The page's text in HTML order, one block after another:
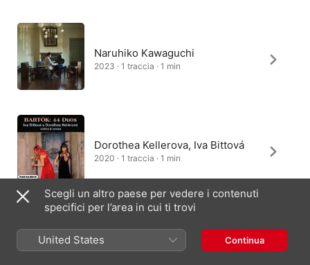
Naruhiko Kawaguchi
2023 · 1 traccia · 1 min
Dorothea Kellerova, Iva Bittová
2020 · 1 traccia · 1 min
Maria Milstein, Mathieu Van
Bellen
Scegli un altro paese per vedere i contenuti
specifici per l’area in cui ti trovi
United States Continua